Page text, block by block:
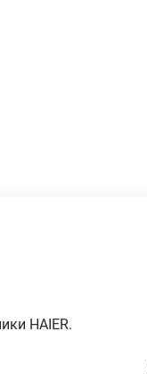
HAIER.